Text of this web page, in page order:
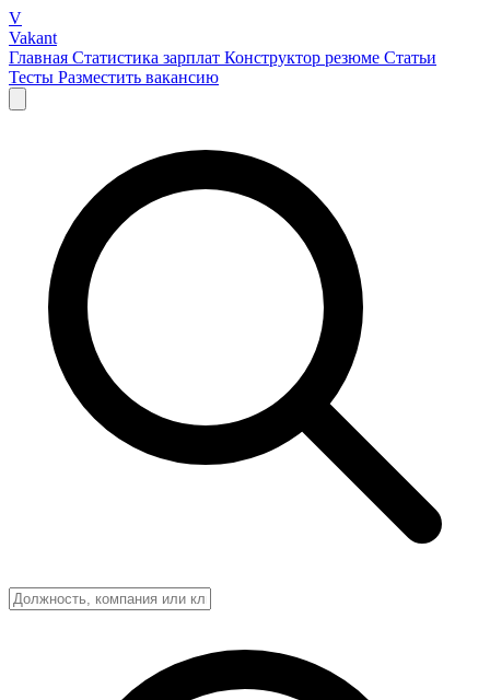
V
Vakant
Главная Статистика зарплат Конструктор резюме Статьи
Тесты Разместить вакансию